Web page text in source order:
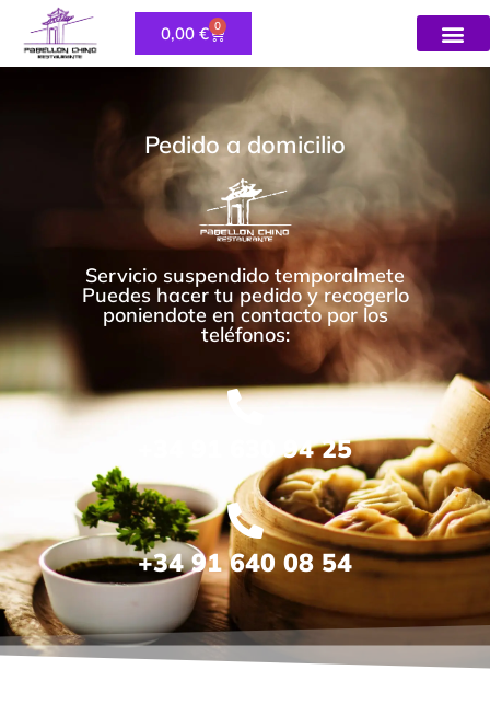
0,00 € 0
Pedido a domicilio
Servicio suspendido temporalmete
Puedes hacer tu pedido y recogerlo
poniendote en contacto por los
teléfonos:
+34 91 630 94 25
+34 91 640 08 54